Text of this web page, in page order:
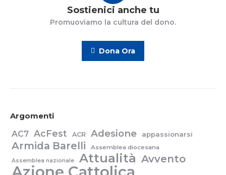
Sostienici anche tu
Promuoviamo la cultura del dono.
Dona Ora
Argomenti
AC7 AcFest ACR Adesione appassionarsi
Armida Barelli Assemblea diocesana
Assemblea nazionale Attualità Avvento